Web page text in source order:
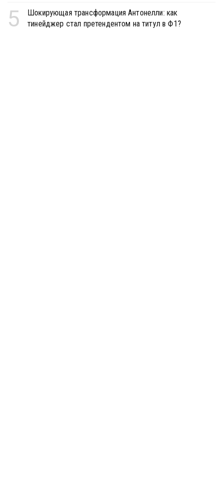
5
Шокирующая трансформация Антонелли: как
тинейджер стал претендентом на титул в Ф1?